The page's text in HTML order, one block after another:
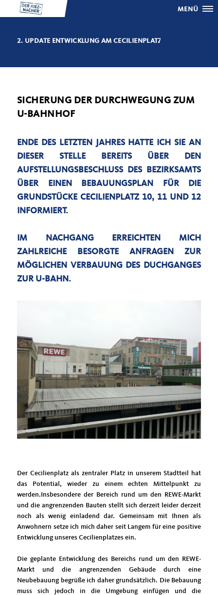
MENÜ
2. UPDATE ENTWICKLUNG AM CECILIENPLATZ
SICHERUNG DER DURCHWEGUNG ZUM
U-BAHNHOF
ENDE DES LETZTEN JAHRES HATTE ICH SIE AN
DIESER STELLE BEREITS ÜBER DEN
AUFSTELLUNGSBESCHLUSS DES BEZIRKSAMTS
ÜBER EINEN BEBAUUNGSPLAN FÜR DIE
GRUNDSTÜCKE CECILIENPLATZ 10, 11 UND 12
INFORMIERT.
IM NACHGANG ERREICHTEN MICH
ZAHLREICHE BESORGTE ANFRAGEN ZUR
MÖGLICHEN VERBAUUNG DES DUCHGANGES
ZUR U-BAHN.
Der Cecilienplatz als zentraler Platz in unserem Stadtteil hat
das Potential, wieder zu einem echten Mittelpunkt zu
werden.Insbesondere der Bereich rund um den REWE-Markt
und die angrenzenden Bauten stellt sich derzeit leider derzeit
noch als wenig einladend dar. Gemeinsam mit Ihnen als
Anwohnern setze ich mich daher seit Langem für eine positive
Entwicklung unseres Cecilienplatzes ein.
Die geplante Entwicklung des Bereichs rund um den REWE-
Markt und die angrenzenden Gebäude durch eine
Neubebauung begrüße ich daher grundsätzlich. Die Bebauung
muss sich jedoch in die Umgebung einfügen und die